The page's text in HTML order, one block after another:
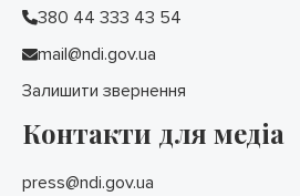
380 44 333 43 54
mail@ndi.gov.ua
Залишити звернення
Контакти для медіа
press@ndi.gov.ua